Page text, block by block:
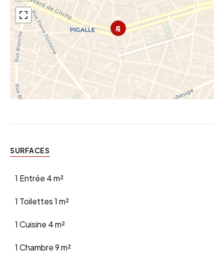
SURFACES
1 Entrée 4 m²
1 Toilettes1 m²
1 Cuisine 4 m²
1 Chambre9 m²